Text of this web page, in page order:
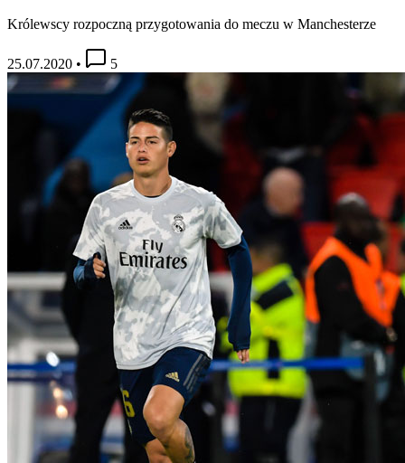
Królewscy rozpoczną przygotowania do meczu w Manchesterze
25.07.2020 • 5